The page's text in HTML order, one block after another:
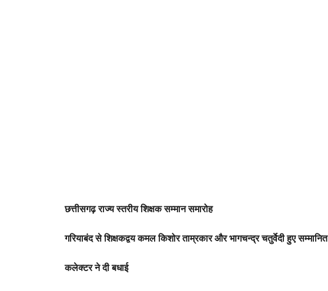
छत्तीसगढ़ राज्य स्तरीय शिक्षक सम्मान समारोह
गरियाबंद से शिक्षकद्वय कमल किशोर ताम्रकार और भागचन्द्र चतुर्वेदी हुए सम्मानित
कलेक्टर ने दी बधाई